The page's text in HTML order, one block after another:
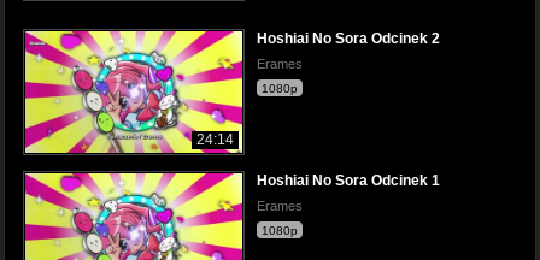
24:14
Hoshiai No Sora Odcinek 2
Erames
1080p
Hoshiai No Sora Odcinek 1
Erames
1080p